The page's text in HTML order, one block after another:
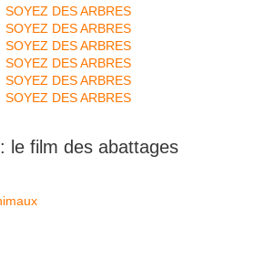
le film des abattages